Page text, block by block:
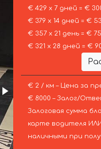
€ 429 х 7 дней = €
€ 379 х 14 дней = €
€ 357 х 21 день = €
€ 321 х 28 дней = €
€ 2 / км – Цена за
€ 8000 – Залог/
Залоговая сумма
карте водителя
наличными при